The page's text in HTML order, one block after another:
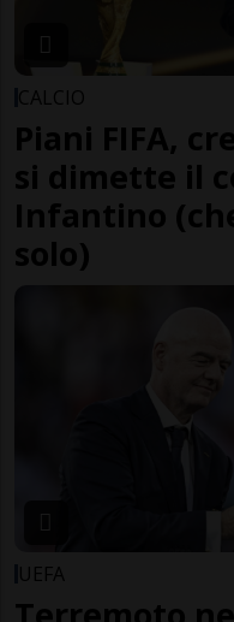
CALCIO
Piani FIFA,
si dimette il
Infantino
solo)
UEFA